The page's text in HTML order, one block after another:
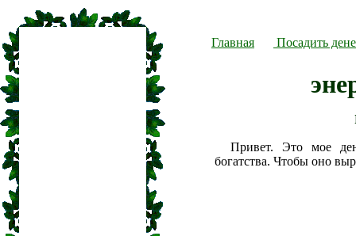
Главная Посадить
Привет. Это мое
богатства. Чтобы оно